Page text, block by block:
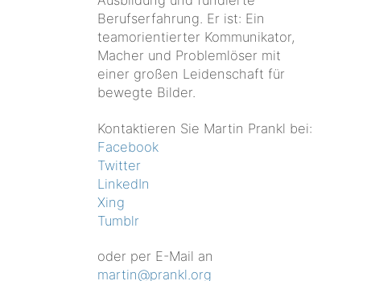
Berufserfahrung. Er ist: Ein
teamorientierter Kommunikator,
Macher und Problemlöser mit
einer großen Leidenschaft für
bewegte Bilder.
Kontaktieren Sie Martin Prankl bei:
Facebook
Twitter
LinkedIn
Xing
Tumblr
oder per E-Mail an
martin@prankl.org